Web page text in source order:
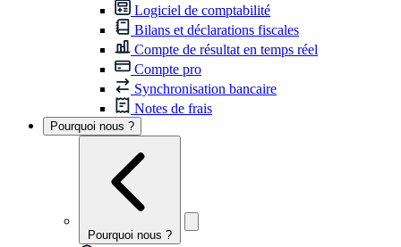
Logiciel de comptabilité
Bilans et déclarations fiscales
Compte de résultat en temps réel
Compte pro
Synchronisation bancaire
Notes de frais
Pourquoi nous ?
Pourquoi nous ?